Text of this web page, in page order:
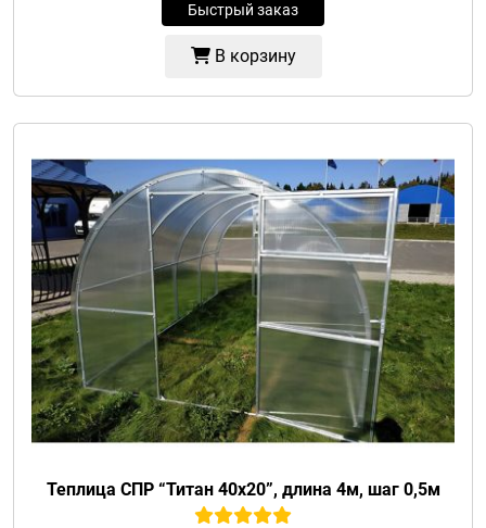
Быстрый заказ
В корзину
Теплица СПР “Титан 40х20”, длина 4м, шаг 0,5м